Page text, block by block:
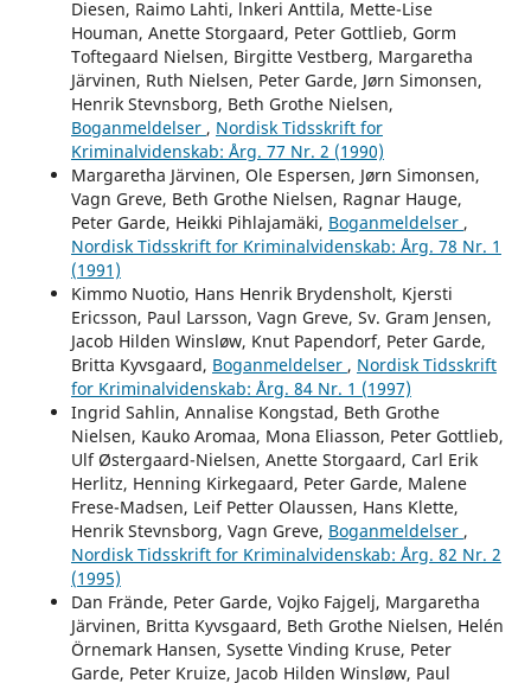
Diesen, Raimo Lahti, lnkeri Anttila, Mette-Lise
Houman, Anette Storgaard, Peter Gottlieb, Gorm
Toftegaard Nielsen, Birgitte Vestberg, Margaretha
Järvinen, Ruth Nielsen, Peter Garde, Jørn Simonsen,
Henrik Stevnsborg, Beth Grothe Nielsen,
Boganmeldelser , Nordisk Tidsskrift for
Kriminalvidenskab: Årg. 77 Nr. 2 (1990)
Margaretha Järvinen, Ole Espersen, Jørn Simonsen,
Vagn Greve, Beth Grothe Nielsen, Ragnar Hauge,
Peter Garde, Heikki Pihlajamäki, Boganmeldelser ,
Nordisk Tidsskrift for Kriminalvidenskab: Årg. 78 Nr. 1
(1991)
Kimmo Nuotio, Hans Henrik Brydensholt, Kjersti
Ericsson, Paul Larsson, Vagn Greve, Sv. Gram Jensen,
Jacob Hilden Winsløw, Knut Papendorf, Peter Garde,
Britta Kyvsgaard, Boganmeldelser , Nordisk Tidsskrift
for Kriminalvidenskab: Årg. 84 Nr. 1 (1997)
Ingrid Sahlin, Annalise Kongstad, Beth Grothe
Nielsen, Kauko Aromaa, Mona Eliasson, Peter Gottlieb,
Ulf Østergaard-Nielsen, Anette Storgaard, Carl Erik
Herlitz, Henning Kirkegaard, Peter Garde, Malene
Frese-Madsen, Leif Petter Olaussen, Hans Klette,
Henrik Stevnsborg, Vagn Greve, Boganmeldelser ,
Nordisk Tidsskrift for Kriminalvidenskab: Årg. 82 Nr. 2
(1995)
Dan Frände, Peter Garde, Vojko Fajgelj, Margaretha
Järvinen, Britta Kyvsgaard, Beth Grothe Nielsen, Helén
Örnemark Hansen, Sysette Vinding Kruse, Peter
Garde, Peter Kruize, Jacob Hilden Winsløw, Paul